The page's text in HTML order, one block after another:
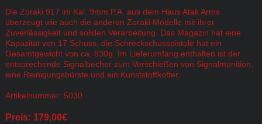
Die Zoraki 917 im Kal. 9mm P.A. aus dem Haus Atak Arms
überzeugt wie auch die anderen Zoraki Modelle mit ihrer
Zuverlässigkeit und soliden Verarbeitung. Das Magazin hat eine
Kapazität von 17 Schuss, die Schreckschusspistole hat ein
Gesamtgewicht von ca. 830g. Im Lieferumfang enthalten ist der
entsprechende Signalbecher zum Verschießen von Signalmunition,
eine Reinigungsbürste und ein Kunststoffkoffer.
Artikelnummer: 5030
Preis: 179,00€